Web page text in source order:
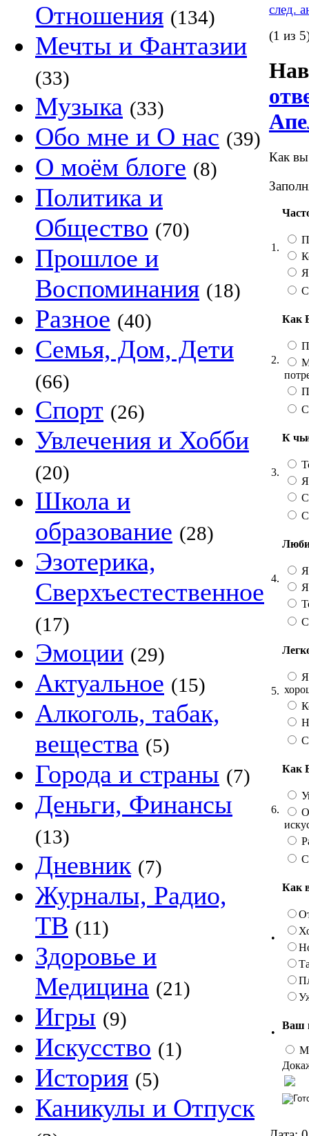
Отношения (134)
Мечты и Фантазии
(33)
Музыка (33)
Обо мне и О нас (39)
О моём блоге (8)
Политика и
Общество (70)
Прошлое и
Воспоминания (18)
Разное (40)
Семья, Дом, Дети
(66)
Спорт (26)
Увлечения и Хобби
(20)
Школа и
образование (28)
Эзотерика,
Сверхъестественное
(17)
Эмоции (29)
Актуальное (15)
Алкоголь, табак,
вещества (5)
Города и страны (7)
Деньги, Финансы
(13)
Дневник (7)
Журналы, Радио,
ТВ (11)
Здоровье и
Медицина (21)
Игры (9)
Искусство (1)
История (5)
Каникулы и Отпуск
след.
(1 из
Как вы
1.
2.
Как
3.
К
4.
5.
6.
Как
•
Как
•
Ваш